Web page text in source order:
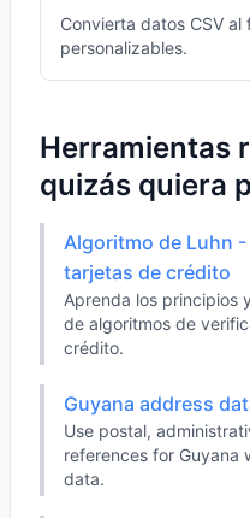
Convierta datos CSV
personalizables.
Herramientas
quizás quiera
Algoritmo de Luhn
tarjetas de crédito
Aprenda los principios
de algoritmos de
crédito.
Guyana address
Use postal,
references for Guyana
data.